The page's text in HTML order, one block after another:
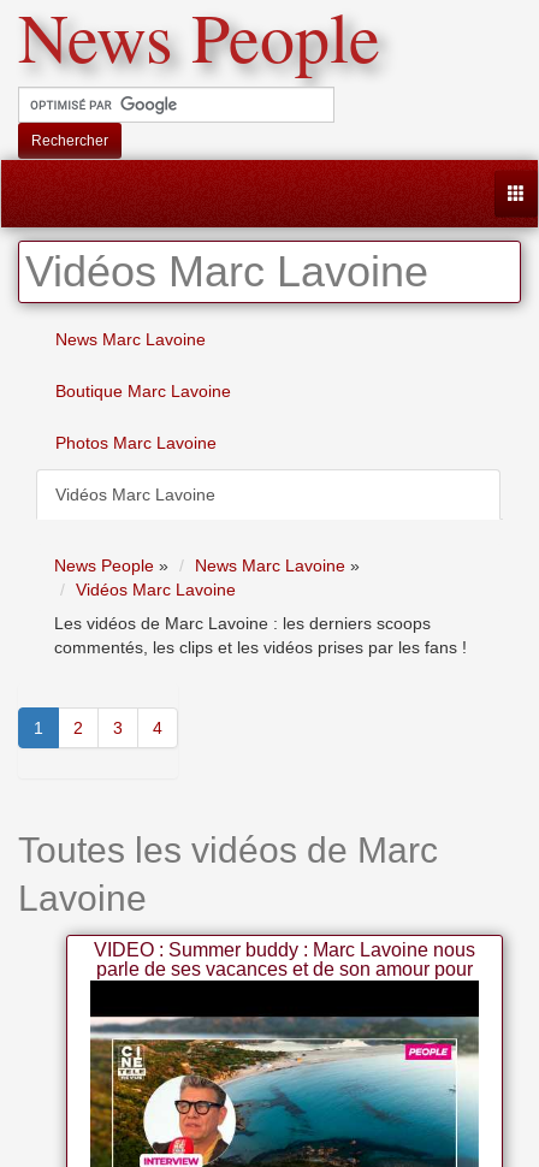
News People
Rechercher
Vidéos Marc Lavoine
News Marc Lavoine
Boutique Marc Lavoine
Photos Marc Lavoine
Vidéos Marc Lavoine
News People » News Marc Lavoine »
Vidéos Marc Lavoine
Les vidéos de Marc Lavoine : les derniers scoops
commentés, les clips et les vidéos prises par les fans !
1 2 3 4
Toutes les vidéos de Marc
Lavoine
VIDEO : Summer buddy : Marc Lavoine nous
parle de ses vacances et de son amour pour